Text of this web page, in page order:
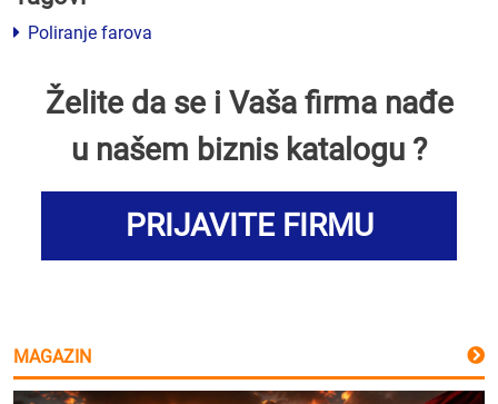
Poliranje farova
Želite da se i Vaša firma nađe
u našem biznis katalogu ?
PRIJAVITE FIRMU
MAGAZIN